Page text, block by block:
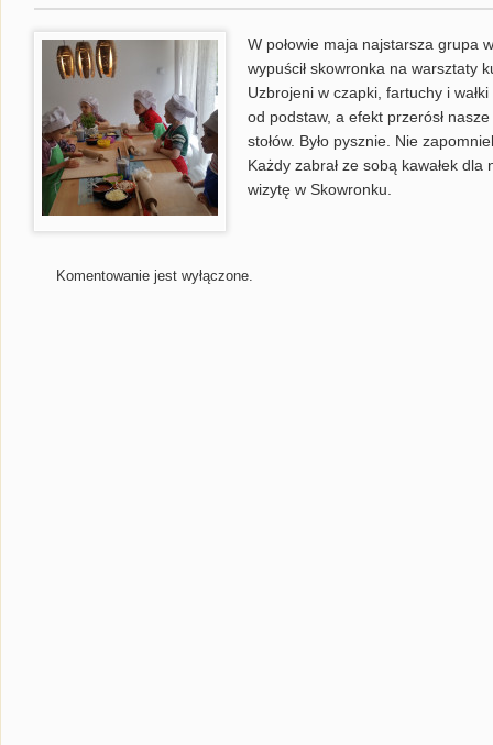
W połowie maja najstarsza grupa
wypuścił skowronka na warsztaty
Uzbrojeni w czapki, fartuchy i
od podstaw, a efekt przerósł
stołów. Było pysznie. Nie
Każdy zabrał ze sobą kawałek
wizytę w Skowronku.
Komentowanie jest wyłączone.